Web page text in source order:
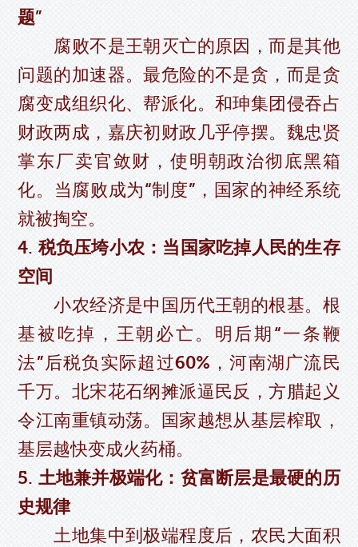
题”
腐败不是王朝灭亡的原因，而是其他
问题的加速器。最危险的不是贪，而是贪
腐变成组织化、帮派化。和珅集团侵吞占
财政两成，嘉庆初财政几乎停摆。魏忠贤
掌东厂卖官敛财，使明朝政治彻底黑箱
化。当腐败成为“制度”，国家的神经系统
就被掏空。
4. 税负压垮小农：当国家吃掉人民的生存
空间
小农经济是中国历代王朝的根基。根
基被吃掉，王朝必亡。明后期“一条鞭
法”后税负实际超过60%，河南湖广流民
千万。北宋花石纲摊派逼民反，方腊起义
令江南重镇动荡。国家越想从基层榨取，
基层越快变成火药桶。
5. 土地兼并极端化：贫富断层是最硬的历
史规律
土地集中到极端程度后，农民大面积